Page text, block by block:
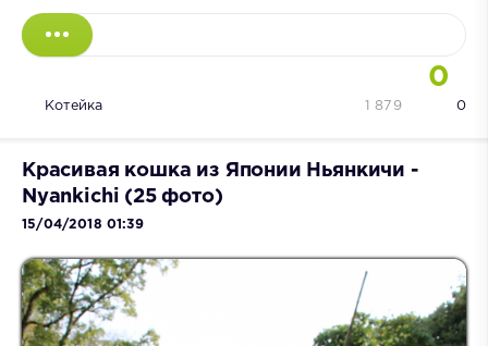
0
Котейка 0
1 879
Красивая кошка из Японии Ньянкичи -
Nyankichi (25 фото)
15/04/2018 01:39